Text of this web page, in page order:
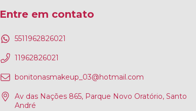
Entre em contato
5511962826021
11962826021
bonitonasmakeup_03@hotmail.com
Av das Nações 865, Parque Novo Oratório, Santo
André